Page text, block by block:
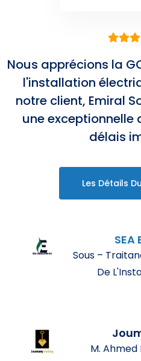
Sous –
De
M.
Nous apprécions la
l'installation
notre client, Emiral
une exceptionnelle
délais
Les Détails